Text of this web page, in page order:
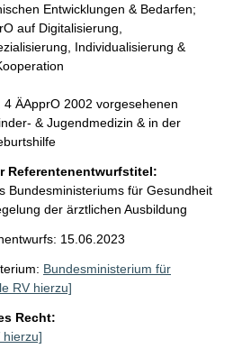
Entwicklungen & Bedarfen;
auf Digitalisierung,
Individualisierung &
4 ÄApprO 2002 vorgesehenen
& Jugendmedizin & in der
Referentenentwurfstitel:
Bundesministeriums für Gesundheit
der ärztlichen Ausbildung
15.06.2023
Bundesministerium für
RV hierzu]
Recht:
hierzu]